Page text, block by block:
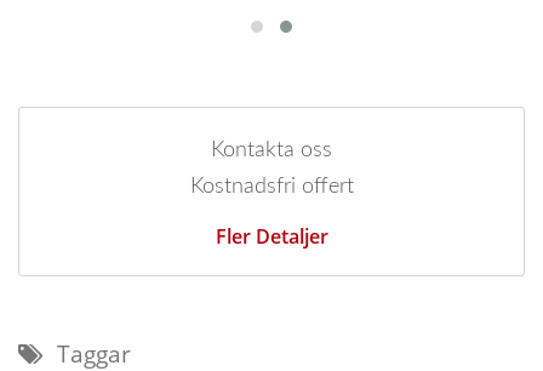
Kontakta oss
Kostnadsfri offert
Fler Detaljer
Taggar